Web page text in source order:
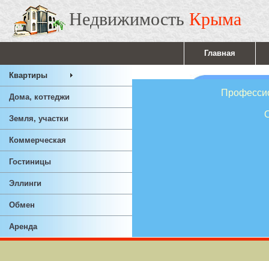
Недвижимость Крыма
Главная
Квартиры
Дома, коттеджи
Земля, участки
Коммерческая
Гостиницы
Эллинги
Обмен
Аренда